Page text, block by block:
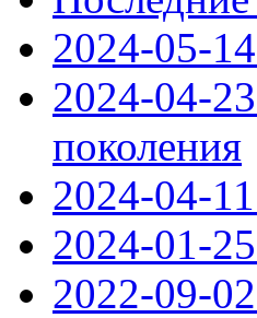
2024-05-
2024-04-
поколения
2024-04-
2024-01-
2022-09-